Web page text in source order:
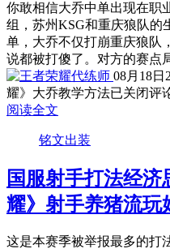
你敢相信大乔中单出现在职
组，苏州KSG和重庆狼队的
单，大乔不仅打崩重庆狼队
说都被打傻了。对方的赛点
08月18日
耀》大乔教学方法已关闭评
阅读全文
铭文出装
国服射手打法经
耀》射手养猪流玩
这是本赛季被举报最多的打